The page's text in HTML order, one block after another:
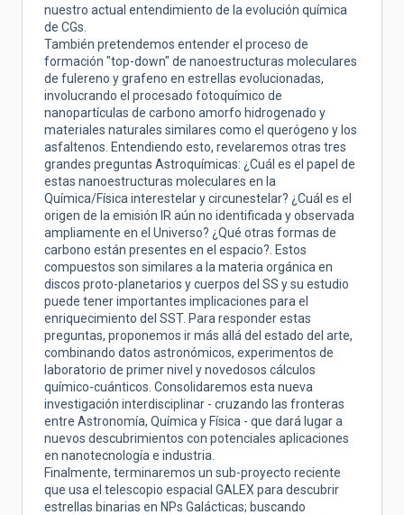
nuestro actual entendimiento de la evolución química
de CGs.
También pretendemos entender el proceso de
formación "top-down" de nanoestructuras moleculares
de fulereno y grafeno en estrellas evolucionadas,
involucrando el procesado fotoquímico de
nanopartículas de carbono amorfo hidrogenado y
materiales naturales similares como el querógeno y los
asfaltenos. Entendiendo esto, revelaremos otras tres
grandes preguntas Astroquímicas: ¿Cuál es el papel de
estas nanoestructuras moleculares en la
Química/Física interestelar y circunestelar? ¿Cuál es el
origen de la emisión IR aún no identificada y observada
ampliamente en el Universo? ¿Qué otras formas de
carbono están presentes en el espacio?. Estos
compuestos son similares a la materia orgánica en
discos proto-planetarios y cuerpos del SS y su estudio
puede tener importantes implicaciones para el
enriquecimiento del SST. Para responder estas
preguntas, proponemos ir más allá del estado del arte,
combinando datos astronómicos, experimentos de
laboratorio de primer nivel y novedosos cálculos
químico-cuánticos. Consolidaremos esta nueva
investigación interdisciplinar - cruzando las fronteras
entre Astronomía, Química y Física - que dará lugar a
nuevos descubrimientos con potenciales aplicaciones
en nanotecnología e industria.
Finalmente, terminaremos un sub-proyecto reciente
que usa el telescopio espacial GALEX para descubrir
estrellas binarias en NPs Galácticas; buscando